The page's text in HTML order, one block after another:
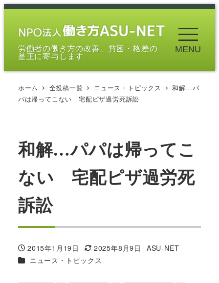
メ
労働者の働き方の改善、貧困・格差の
是正に寄与します
MENU
ホーム 全投稿一覧 ニュース・トピックス
和解…パ
パは帰ってこない 宅配ピザ過労死訴訟
和解…パパは帰ってこ
ない 宅配ピザ過労死
訴訟
投稿日
2015年1月19日
更新日
2025年8月9日
著
ASU-NET
カテゴリー
ニュース・トピックス